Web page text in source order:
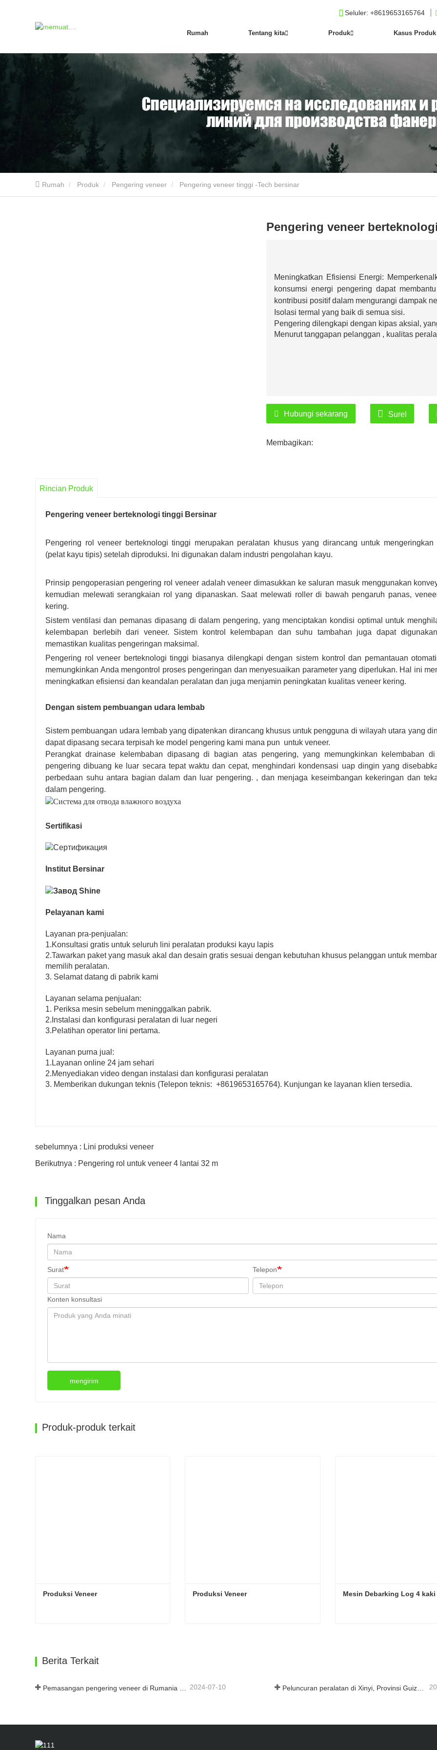
Rumah Tentang kita Produk Kasus Produk
Seluler: +8619653165764
Rumah Produk Pengering veneer Pengering veneer tinggi -Tech bersinar
Pengering veneer
Meningkatkan Efisiensi Energi:
konsumsi energi pengering dapat
kontribusi positif dalam mengurangi dampak
Isolasi termal yang baik di semua sisi.
Pengering dilengkapi dengan kipas aksial,
Menurut tanggapan pelanggan , kualitas
Hubungi sekarang Surel
Membagikan:
Rincian Produk
Pengering veneer berteknologi tinggi Bersinar
Pengering rol veneer berteknologi tinggi merupakan peralatan khusus yang dirancang untuk mengeringkan
(pelat kayu tipis) setelah diproduksi. Ini digunakan dalam industri pengolahan kayu.
Prinsip pengoperasian pengering rol veneer adalah veneer dimasukkan ke saluran masuk menggunakan
kemudian melewati serangkaian rol yang dipanaskan. Saat melewati roller di bawah pengaruh panas,
kering.
Sistem ventilasi dan pemanas dipasang di dalam pengering, yang menciptakan kondisi optimal untuk
kelembapan berlebih dari veneer. Sistem kontrol kelembapan dan suhu tambahan juga dapat
memastikan kualitas pengeringan maksimal.
Pengering rol veneer berteknologi tinggi biasanya dilengkapi dengan sistem kontrol dan pemantauan
memungkinkan Anda mengontrol proses pengeringan dan menyesuaikan parameter yang diperlukan. Hal ini
meningkatkan efisiensi dan keandalan peralatan dan juga menjamin peningkatan kualitas veneer kering.
Dengan sistem pembuangan udara lembab
Sistem pembuangan udara lembab yang dipatenkan dirancang khusus untuk pengguna di wilayah utara yang
dapat dipasang secara terpisah ke model pengering kami mana pun untuk veneer.
Perangkat drainase kelembaban dipasang di bagian atas pengering, yang memungkinkan kelembaban
pengering dibuang ke luar secara tepat waktu dan cepat, menghindari kondensasi uap dingin yang
perbedaan suhu antara bagian dalam dan luar pengering. , dan menjaga keseimbangan kekeringan dan
dalam pengering.
Sertifikasi
Institut Bersinar
Pelayanan kami
Layanan pra-penjualan:
1.Konsultasi gratis untuk seluruh lini peralatan produksi kayu lapis
2.Tawarkan paket yang masuk akal dan desain gratis sesuai dengan kebutuhan khusus pelanggan untuk
memilih peralatan.
3. Selamat datang di pabrik kami
Layanan selama penjualan:
1. Periksa mesin sebelum meninggalkan pabrik.
2.Instalasi dan konfigurasi peralatan di luar negeri
3.Pelatihan operator lini pertama.
Layanan purna jual:
1.Layanan online 24 jam sehari
2.Menyediakan video dengan instalasi dan konfigurasi peralatan
3. Memberikan dukungan teknis (Telepon teknis: +8619653165764). Kunjungan ke layanan klien tersedia.
sebelumnya : Lini produksi veneer
Berikutnya : Pengering rol untuk veneer 4 lantai 32 m
Tinggalkan pesan Anda
Nama
Surat Telepon
Konten konsultasi
mengirim
Produk-produk terkait
Produksi Veneer Produksi Veneer Mesin Debarking Log 4 kaki
Berita Terkait
2024-07-10 Peluncuran peralatan di Xinyi, Provinsi Guizhou, Tiongkok